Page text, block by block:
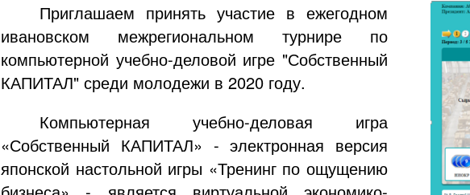
Приглашаем принять участие в ежегодном
ивановском межрегиональном турнире по
компьютерной учебно-деловой игре "Собственный
КАПИТАЛ" среди молодежи в 2020 году.
Компьютерная учебно-деловая игра
«Собственный КАПИТАЛ» - электронная версия
японской настольной игры «Тренинг по ощущению